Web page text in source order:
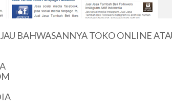
BAHWASANNYA TOKO ONLINE